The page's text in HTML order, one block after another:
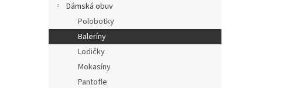
n
Dámská obuv
Polobotky
Baleríny
Lodičky
Mokasíny
Pantofle